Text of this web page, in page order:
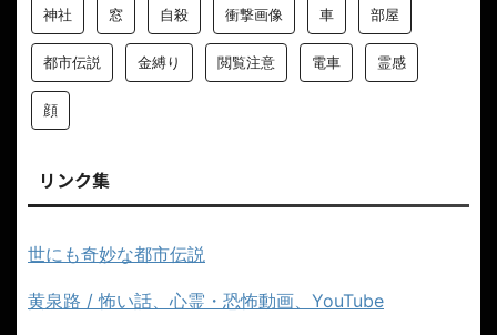
神社 窓 自殺 衝撃画像 車 部屋
都市伝説 金縛り 閲覧注意 電車 霊感
顔
リンク集
世にも奇妙な都市伝説
黄泉路 / 怖い話、心霊・恐怖動画、YouTube